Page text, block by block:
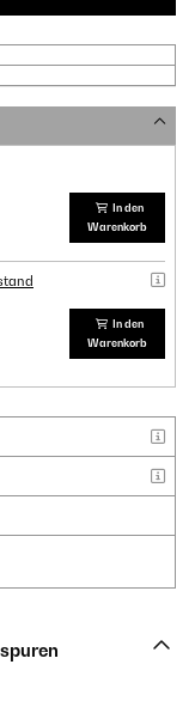
In den
Warenkorb
In den
Warenkorb